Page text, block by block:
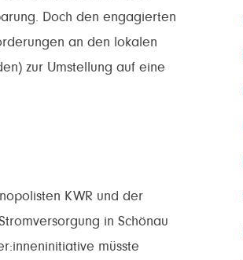
Doch den engagierten
an den lokalen
zur Umstellung auf eine
KWR und der
in Schönau
müsste